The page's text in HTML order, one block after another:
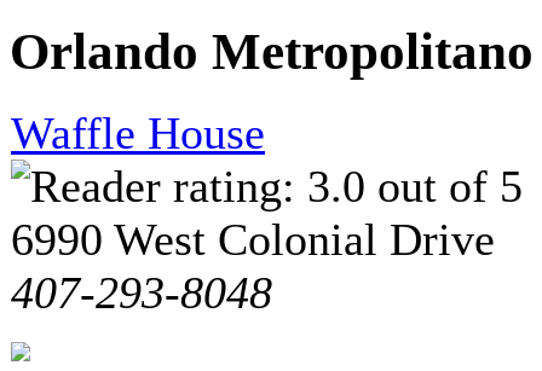
Orlando Metropolitano
Waffle House
6990 West Colonial Drive
407-293-8048